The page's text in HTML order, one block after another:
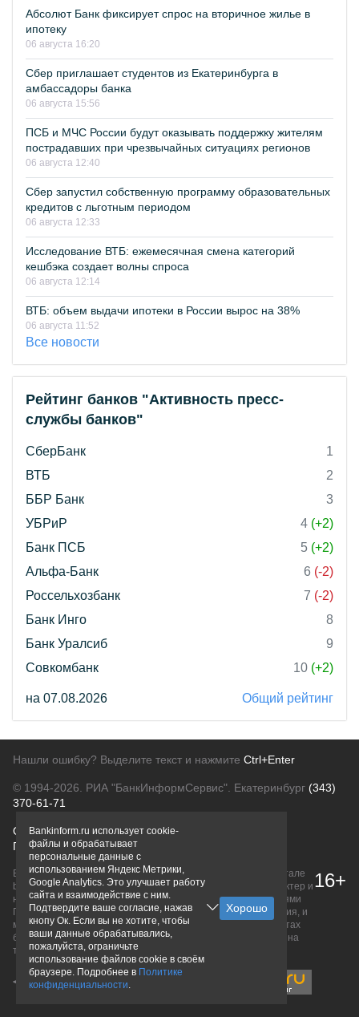
Абсолют Банк фиксирует спрос на вторичное жилье в
ипотеку
06 августа 16:20
Сбер приглашает студентов из Екатеринбурга в
амбассадоры банка
06 августа 15:56
ПСБ и МЧС России будут оказывать поддержку жителям
пострадавших при чрезвычайных ситуациях регионов
06 августа 12:40
Сбер запустил собственную программу образовательных
кредитов с льготным периодом
06 августа 12:33
Исследование ВТБ: ежемесячная смена категорий
кешбэка создает волны спроса
06 августа 12:14
ВТБ: объем выдачи ипотеки в России вырос на 38%
06 августа 11:52
Все новости
Рейтинг банков "Активность пресс-
службы банков"
СберБанк
1
ВТБ
2
ББР Банк
3
УБРиР
4 (+2)
Банк ПСБ
5 (+2)
Альфа-Банк
6 (-2)
Россельхозбанк
7 (-2)
Банк Инго
8
Банк Уралсиб
9
Совкомбанк
10 (+2)
на 07.08.2026 Общий рейтинг
Нашли ошибку? Выделите текст и нажмите Ctrl+Enter
© 1994-2026. РИА "БанкИнформСервис". Екатеринбург (343)
370-61-71
О проектеПолитика конфиденциальности
Правовая информацияДля рекламодателей
Вся информация о продуктах банков, размещенная на портале
bankinform.ru, носит исключительно ознакомительный характер и
не является публичной офертой, определяемой положениями
ГК РФ. Информация не содержит точного и полного описания, и
может быть изменена. Конечные условия уточняйте на сайтах
банков или при личном обращении. Исключительное право на
товарные знаки принадлежит их правообладателям.
16+
Bankinform.ru использует cookie-
файлы и обрабатывает
персональные данные с
использованием Яндекс Метрики,
Google Analytics. Это улучшает работу
сайта и взаимодействие с ним.
Подтвердите ваше согласие, нажав
кнопу Ок. Если вы не хотите, чтобы
ваши данные обрабатывались,
пожалуйста, ограничьте
использование файлов cookie в своём
браузере. Подробнее в Политике
конфиденциальности.